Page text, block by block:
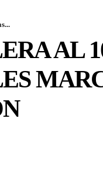
AL